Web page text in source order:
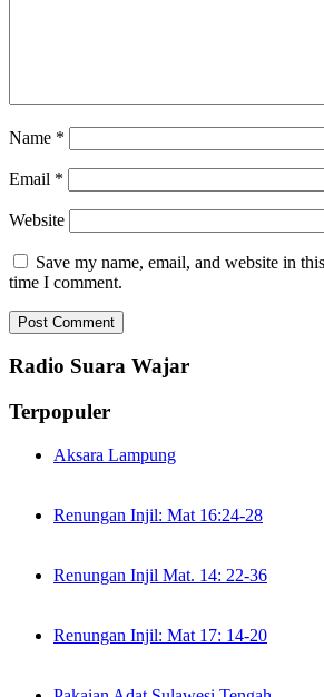
Name *
Email *
Website
Save my name, email, and website in
time I comment.
Radio Suara Wajar
Terpopuler
Aksara Lampung
Renungan Injil: Mat 16:24-28
Renungan Injil Mat. 14: 22-36
Renungan Injil: Mat 17: 14-20